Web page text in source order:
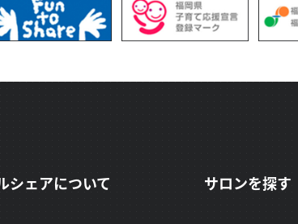
の設定に準
ぐ場合がご
シェアについて サロンを探す